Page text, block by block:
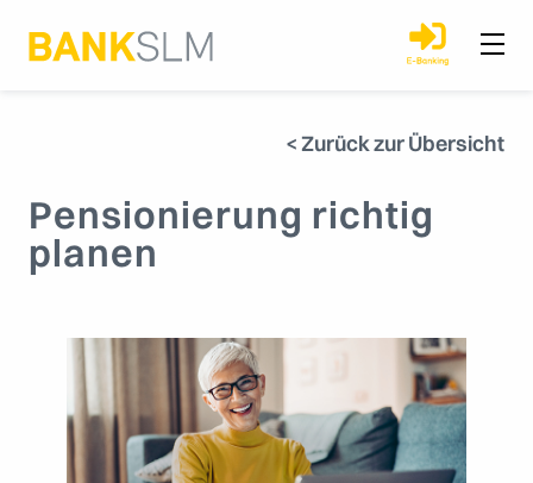
< Zurück zur Übersicht
Pensionierung richtig
planen